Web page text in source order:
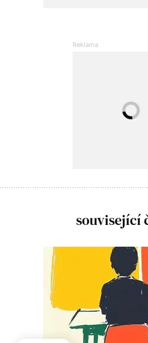
související